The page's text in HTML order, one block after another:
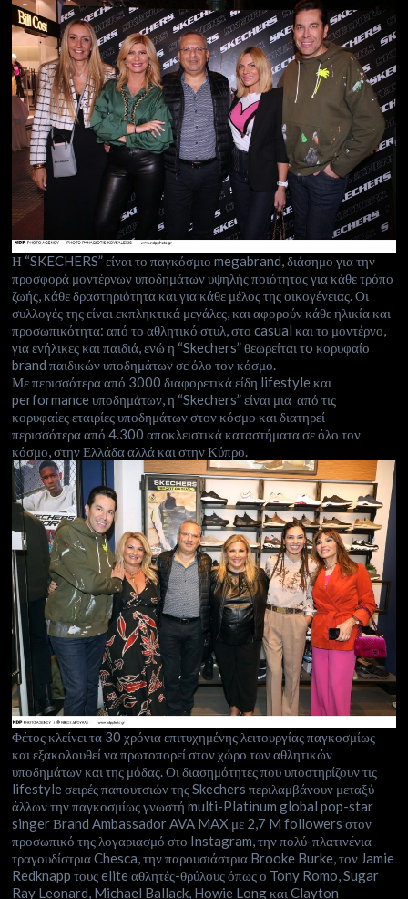
Η “SKECHERS” είναι το παγκόσμιο megabrand, διάσημο για την
προσφορά μοντέρνων υποδημάτων υψηλής ποιότητας για κάθε τρόπο
ζωής, κάθε δραστηριότητα και για κάθε μέλος της οικογένειας. Οι
συλλογές της είναι εκπληκτικά μεγάλες, και αφορούν κάθε ηλικία και
προσωπικότητα: από το αθλητικό στυλ, στο casual και το μοντέρνο,
για ενήλικες και παιδιά, ενώ η “Skechers” θεωρείται τo κορυφαίο
brand παιδικών υποδημάτων σε όλο τον κόσμο.
Με περισσότερα από 3000 διαφορετικά είδη lifestyle και
performance υποδημάτων, η “Skechers” είναι μια από τις
κορυφαίες εταιρίες υποδημάτων στον κόσμο και διατηρεί
περισσότερα από 4.300 αποκλειστικά καταστήματα σε όλο τον
κόσμο, στην Ελλάδα αλλά και στην Κύπρο.
Φέτος κλείνει τα 30 χρόνια επιτυχημένης λειτουργίας παγκοσμίως
και εξακολουθεί να πρωτοπορεί στον χώρο των αθλητικών
υποδημάτων και της μόδας. Οι διασημότητες που υποστηρίζουν τις
lifestyle σειρές παπουτσιών της Skechers περιλαμβάνουν μεταξύ
άλλων την παγκοσμίως γνωστή multi-Platinum global pop-star
singer Βrand Ambassador AVA MAX με 2,7 M followers στον
προσωπικό της λογαριασμό στο Instagram, την πολύ-πλατινένια
τραγουδίστρια Chesca, την παρουσιάστρια Brooke Burke, τον Jamie
Redknapp τους elite αθλητές-θρύλους όπως ο Tony Romo, Sugar
Ray Leonard, Michael Ballack, Howie Long και Clayton